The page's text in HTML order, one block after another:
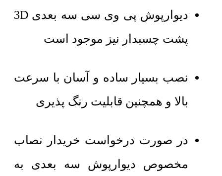
دیوارپوش پی وی سی سه بعدی 3D
پشت چسبدار نیز موجود است
نصب بسیار ساده و آسان با سرعت
بالا و همچنین قابلیت رنگ پذیری
در صورت درخواست خریدار نصاب
مخصوص دیوارپوش سه بعدی به